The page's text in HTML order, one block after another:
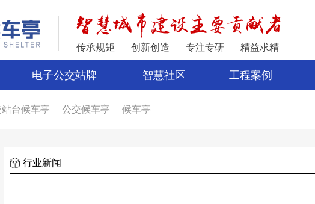
传承规矩 创新创造 专注专研 精益求精
电子公交站牌 智慧社区 工程案例
台候车亭 公交候车亭
候车亭
宿迁候车亭
电子站牌设计
公交站台设计
行业新闻